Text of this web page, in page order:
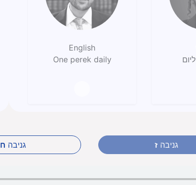
ליום
English
One perek daily
גניבה ח גניבהז